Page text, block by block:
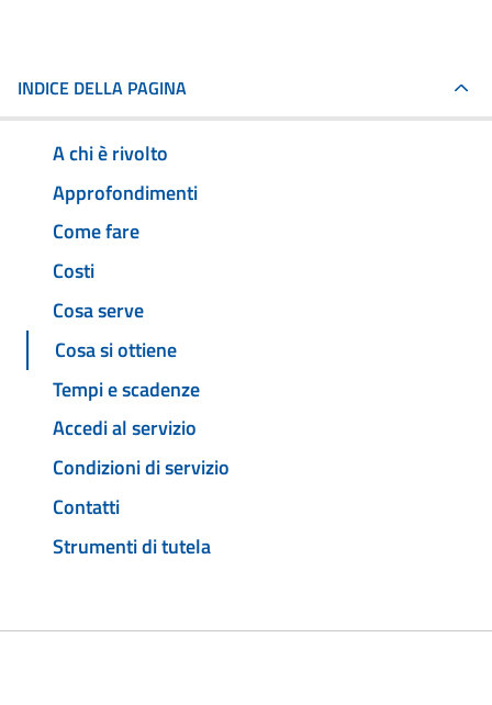
INDICE DELLA PAGINA
A chi è rivolto
Approfondimenti
Come fare
Costi
Cosa serve
Cosa si ottiene
Tempi e scadenze
Accedi al servizio
Condizioni di servizio
Contatti
Strumenti di tutela